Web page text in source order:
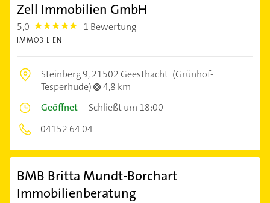
Zell Immobilien GmbH
5,0 5.0 1 Bewertung
IMMOBILIEN
Steinberg 9,21502 Geesthacht (Grünhof-
Tesperhude)
4,8 km
Geöffnet –Schließt um 18:00
04152 64 04
BMB Britta Mundt-Borchart
Immobilienberatung